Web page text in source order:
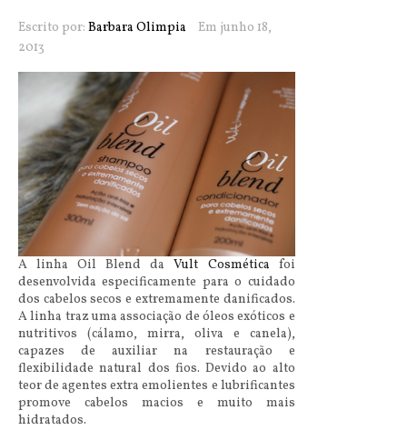
Escrito por: Barbara Olimpia
Em junho 18,
2013
A linha Oil Blend daVult Cosmética foi
desenvolvida especificamente para o cuidado
dos cabelos secos e extremamente danificados.
A linha traz uma associação de óleos exóticos e
nutritivos (cálamo, mirra, oliva e canela),
capazes de auxiliar na restauração e
flexibilidade natural dos fios. Devido ao alto
teor de agentes extra emolientes e lubrificantes
promove cabelos macios e muito mais
hidratados.